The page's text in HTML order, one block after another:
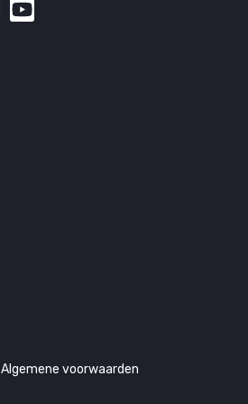
Algemene voorwaarden